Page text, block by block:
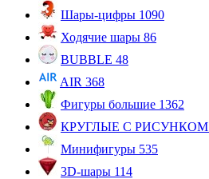
Шары-цифры 1090
Ходячие шары 86
BUBBLE 48
AIR 368
Фигуры большие 1362
КРУГЛЫЕ С РИСУНКОМ
Минифигуры 535
3D-шары 114